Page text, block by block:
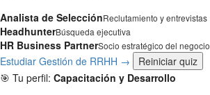
Analista de SelecciónReclutamiento y entrevistas
HeadhunterBúsqueda ejecutiva
HR Business PartnerSocio estratégico del negocio
Estudiar Gestión de RRHH →
Reiniciar quiz
🎯 Tu perfil: Capacitación y Desarrollo